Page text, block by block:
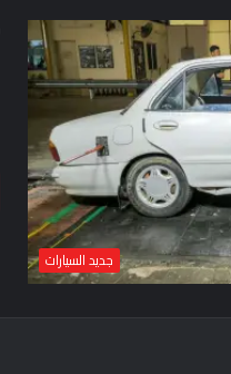
جديد السيارات